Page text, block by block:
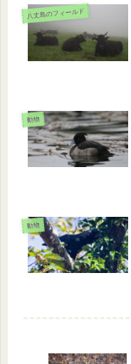
八丈島のフィールド
動物
動物